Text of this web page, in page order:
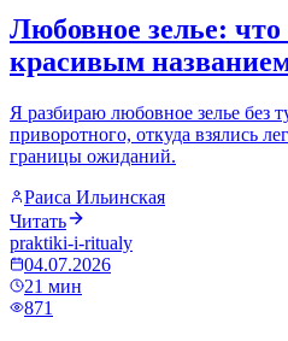
Любовное зелье: что
красивым
Я разбираю любовное зелье без
приворотного, откуда взялись
границы ожиданий.
Раиса Ильинская
Читать
praktiki-i-ritualy
04.07.2026
21 мин
871